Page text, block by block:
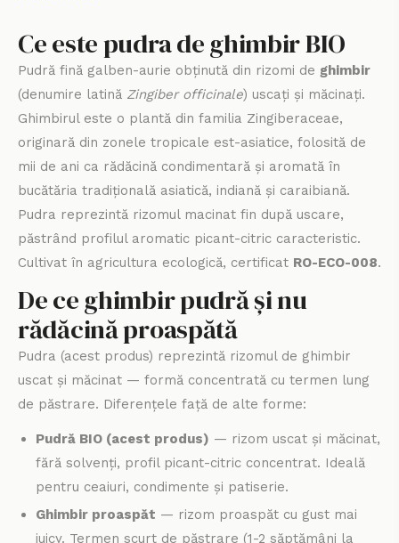
Ce este pudra de ghimbir BIO
Pudră fină galben-aurie obținută din rizomi de ghimbir
(denumire latină Zingiber officinale) uscați și măcinați.
Ghimbirul este o plantă din familia Zingiberaceae,
originară din zonele tropicale est-asiatice, folosită de
mii de ani ca rădăcină condimentară și aromată în
bucătăria tradițională asiatică, indiană și caraibiană.
Pudra reprezintă rizomul macinat fin după uscare,
păstrând profilul aromatic picant-citric caracteristic.
Cultivat în agricultura ecologică, certificat RO-ECO-008.
De ce ghimbir pudră și nu
rădăcină proaspătă
Pudra (acest produs) reprezintă rizomul de ghimbir
uscat și măcinat — formă concentrată cu termen lung
de păstrare. Diferențele față de alte forme:
Pudră BIO (acest produs) — rizom uscat și măcinat,
fără solvenți, profil picant-citric concentrat. Ideală
pentru ceaiuri, condimente și patiserie.
Ghimbir proaspăt — rizom proaspăt cu gust mai
juicy. Termen scurt de păstrare (1-2 săptămâni la